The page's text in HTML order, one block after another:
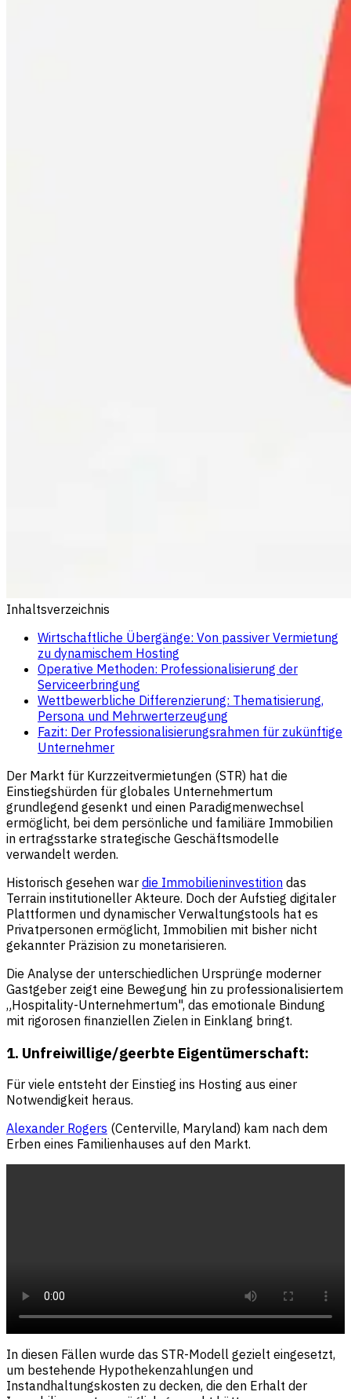
Inhaltsverzeichnis
Wirtschaftliche Übergänge: Von passiver Vermietung
zu dynamischem Hosting
Operative Methoden: Professionalisierung der
Serviceerbringung
Wettbewerbliche Differenzierung: Thematisierung,
Persona und Mehrwerterzeugung
Fazit: Der Professionalisierungsrahmen für zukünftige
Unternehmer
Der Markt für Kurzzeitvermietungen (STR) hat die
Einstiegshürden für globales Unternehmertum
grundlegend gesenkt und einen Paradigmenwechsel
ermöglicht, bei dem persönliche und familiäre Immobilien
in ertragsstarke strategische Geschäftsmodelle
verwandelt werden.
Historisch gesehen war die Immobilieninvestition das
Terrain institutioneller Akteure. Doch der Aufstieg digitaler
Plattformen und dynamischer Verwaltungstools hat es
Privatpersonen ermöglicht, Immobilien mit bisher nicht
gekannter Präzision zu monetarisieren.
Die Analyse der unterschiedlichen Ursprünge moderner
Gastgeber zeigt eine Bewegung hin zu professionalisiertem
„Hospitality-Unternehmertum", das emotionale Bindung
mit rigorosen finanziellen Zielen in Einklang bringt.
1. Unfreiwillige/geerbte Eigentümerschaft:
Für viele entsteht der Einstieg ins Hosting aus einer
Notwendigkeit heraus.
Alexander Rogers (Centerville, Maryland) kam nach dem
Erben eines Familienhauses auf den Markt.
In diesen Fällen wurde das STR-Modell gezielt eingesetzt,
um bestehende Hypothekenzahlungen und
Instandhaltungskosten zu decken, die den Erhalt der